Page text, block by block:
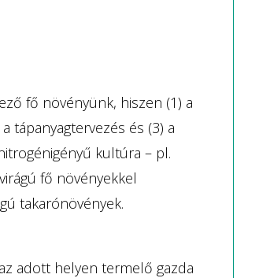
fő növényünk, hiszen (1) a
tápanyagtervezés és (3) a
kultúra – pl.
fő növényekkel
takarónövények.
adott helyen termelő gazda